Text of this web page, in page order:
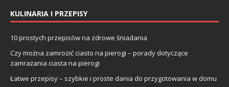
KULINARIA I PRZEPISY
10 prostych przepisów na zdrowe śniadania
Czy można zamrozić ciasto na pierogi – porady dotyczące
zamrażania ciasta na pierogi
Łatwe przepisy – szybkie i proste dania do przygotowania w domu